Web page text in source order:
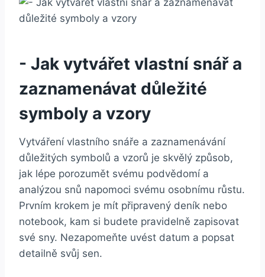
-​ Jak vytvářet vlastní snář a
zaznamenávat důležité
⁣symboly a vzory
Vytváření vlastního snáře a‍ zaznamenávání
důležitých symbolů ​a ⁣vzorů je skvělý způsob,
jak lépe porozumět svému podvědomí a
analýzou snů napomoci svému osobnímu růstu.
Prvním krokem je mít ​připravený deník nebo
notebook, kam si budete pravidelně zapisovat
své sny. Nezapomeňte uvést datum a popsat
detailně svůj sen.